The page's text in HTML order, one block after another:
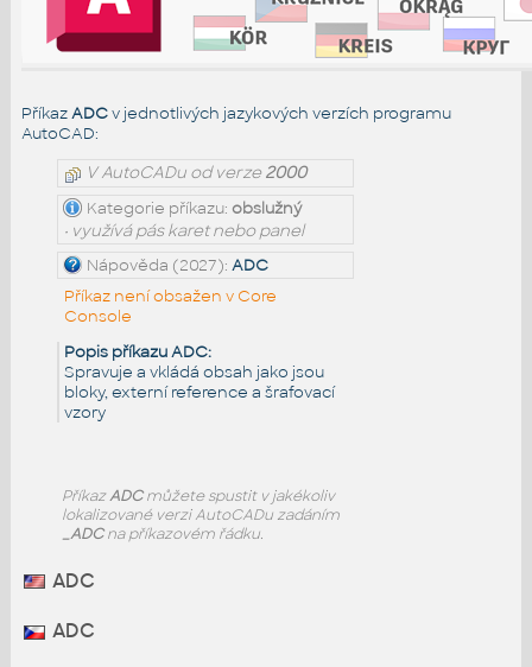
PříkazADCv jednotlivých jazykových verzích programu
AutoCAD:
V AutoCADu od verze2000
Kategorie příkazu: obslužný
• využívá pás karet nebo panel
Nápověda (2027): ADC
Příkaz není obsažen v Core
Console
Popis příkazu ADC:
Spravuje a vkládá obsah jako jsou
bloky, externí reference a šrafovací
vzory
PříkazADCmůžete spustit v jakékoliv
lokalizované verzi AutoCADu zadáním
_ADCna příkazovém řádku.
ADC
ADC